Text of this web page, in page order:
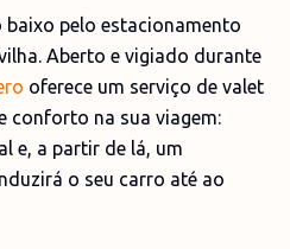
baixo pelo estacionamento
Aberto e vigiado durante
oferece um serviço de valet
conforto na sua viagem:
e, a partir de lá, um
o seu carro até ao